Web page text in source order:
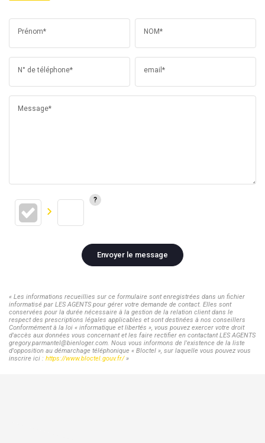
Prénom* NOM*
N° de téléphone* email*
Message*
Envoyer le message
« Les informations recueillies sur ce formulaire sont enregistrées dans un fichier
informatisé par LES AGENTS pour gérer votre demande de contact. Elles sont
conservées pour la durée nécessaire à la gestion de la relation client dans le
respect des prescriptions légales applicables et sont destinées à nos conseillers
Conformément à la loi « informatique et libertés », vous pouvez exercer votre droit
d'accès aux données vous concernant et les faire rectifier en contactant LES AGENTS
gregory.parmantel@bienloger.com. Nous vous informons de l'existence de la liste
d'opposition au démarchage téléphonique « Bloctel », sur laquelle vous pouvez vous
inscrire ici : https://www.bloctel.gouv.fr/»